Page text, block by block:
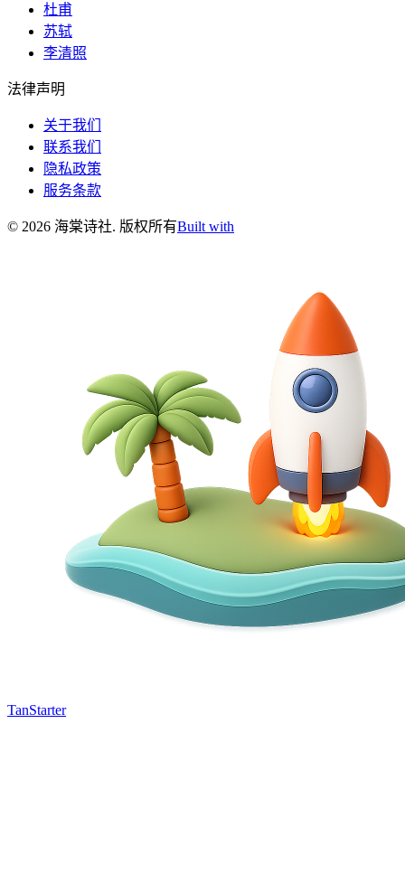
杜甫
苏轼
李清照
法律声明
关于我们
联系我们
隐私政策
服务条款
© 2026 海棠诗社. 版权所有Built with
TanStarter